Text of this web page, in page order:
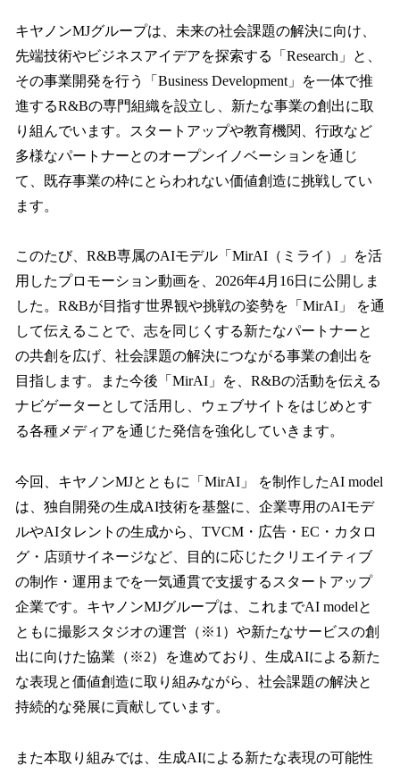
キヤノンMJグループは、未来の社会課題の解決に向け、
先端技術やビジネスアイデアを探索する「Research」と、
その事業開発を行う「Business Development」を一体で推
進するR&Bの専門組織を設立し、新たな事業の創出に取
り組んでいます。スタートアップや教育機関、行政など
多様なパートナーとのオープンイノベーションを通じ
て、既存事業の枠にとらわれない価値創造に挑戦してい
ます。
このたび、R&B専属のAIモデル「MirAI（ミライ）」を活
用したプロモーション動画を、2026年4月16日に公開しま
した。R&Bが目指す世界観や挑戦の姿勢を「MirAI」 を通
して伝えることで、志を同じくする新たなパートナーと
の共創を広げ、社会課題の解決につながる事業の創出を
目指します。また今後「MirAI」を、R&Bの活動を伝える
ナビゲーターとして活用し、ウェブサイトをはじめとす
る各種メディアを通じた発信を強化していきます。
今回、キヤノンMJとともに「MirAI」 を制作したAI model
は、独自開発の生成AI技術を基盤に、企業専用のAIモデ
ルやAIタレントの生成から、TVCM・広告・EC・カタロ
グ・店頭サイネージなど、目的に応じたクリエイティブ
の制作・運用までを一気通貫で支援するスタートアップ
企業です。キヤノンMJグループは、これまでAI modelと
ともに撮影スタジオの運営（※1）や新たなサービスの創
出に向けた協業（※2）を進めており、生成AIによる新た
な表現と価値創造に取り組みながら、社会課題の解決と
持続的な発展に貢献しています。
また本取り組みでは、生成AIによる新たな表現の可能性